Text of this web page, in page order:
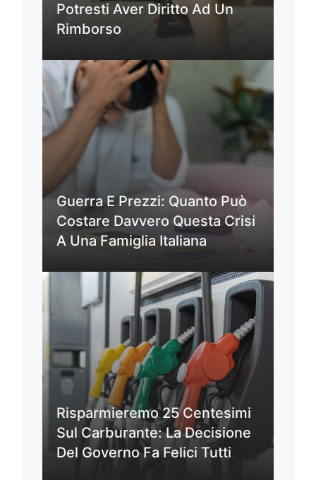
Potresti Aver Diritto Ad Un
Rimborso
Guerra E Prezzi: Quanto Può
Costare Davvero Questa Crisi
A Una Famiglia Italiana
Risparmieremo 25 Centesimi
Sul Carburante: La Decisione
Del Governo Fa Felici Tutti